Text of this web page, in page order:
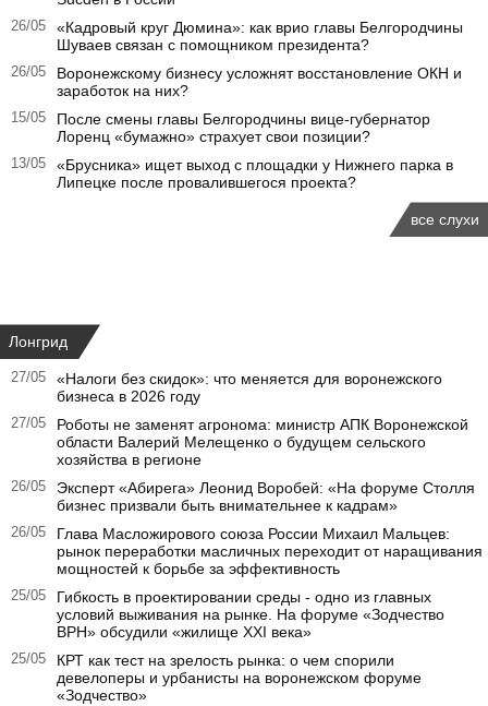
26/05
«Кадровый круг Дюмина»: как врио главы Белгородчины
Шуваев связан с помощником президента?
26/05
Воронежскому бизнесу усложнят восстановление ОКН и
заработок на них?
15/05
После смены главы Белгородчины вице-губернатор
Лоренц «бумажно» страхует свои позиции?
13/05
«Брусника» ищет выход с площадки у Нижнего парка в
Липецке после провалившегося проекта?
все слухи
Лонгрид
27/05
«Налоги без скидок»: что меняется для воронежского
бизнеса в 2026 году
27/05
Роботы не заменят агронома: министр АПК Воронежской
области Валерий Мелещенко о будущем сельского
хозяйства в регионе
26/05
Эксперт «Абирега» Леонид Воробей: «На форуме Столля
бизнес призвали быть внимательнее к кадрам»
26/05
Глава Масложирового союза России Михаил Мальцев:
рынок переработки масличных переходит от наращивания
мощностей к борьбе за эффективность
25/05
Гибкость в проектировании среды - одно из главных
условий выживания на рынке. На форуме «Зодчество
ВРН» обсудили «жилище XXI века»
25/05
КРТ как тест на зрелость рынка: о чем спорили
девелоперы и урбанисты на воронежском форуме
«Зодчество»